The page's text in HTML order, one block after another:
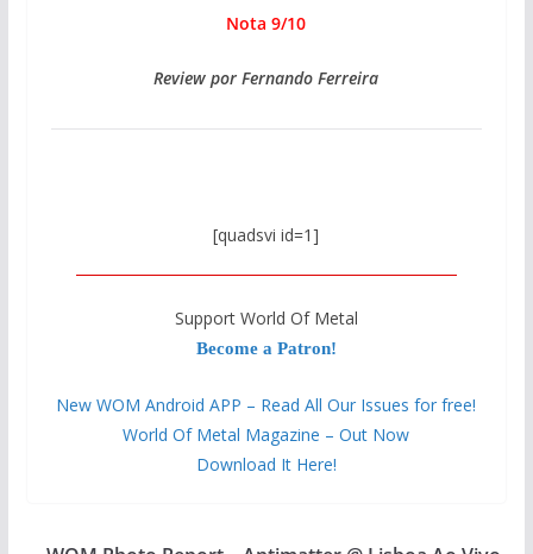
Nota 9/10
Review por Fernando Ferreira
[quadsvi id=1]
Support World Of Metal
Become a Patron!
New WOM Android APP – Read All Our Issues for free!
World Of Metal Magazine – Out Now
Download It Here!